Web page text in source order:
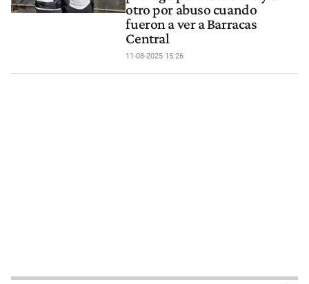
otro por abuso cuando
fueron a ver a Barracas
Central
11-08-2025 15:26